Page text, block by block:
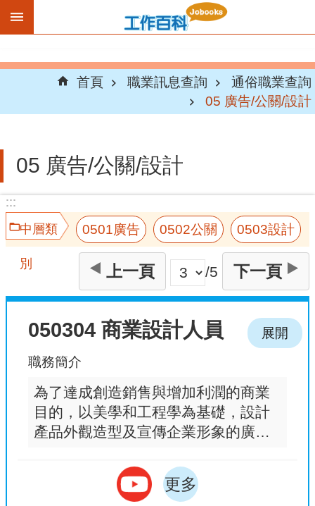
跳到主要內容區塊
首頁 職業訊息查詢
通俗職業查詢
05 廣告/公關/設計
05 廣告/公關/設計
:::
:::
中層類
別
0501廣告 0502公關 0503設計
上一頁 /5 下一頁
050304 商業設計人員
職務簡介
為了達成創造銷售與增加利潤的商業
目的，以美學和工程學為基礎，設計
產品外觀造型及宣傳企業形象的廣告
更多
展開